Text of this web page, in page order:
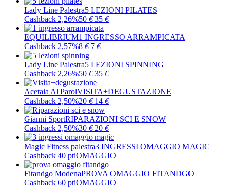
Lady Line Palestra5 LEZIONI PILATES
Cashback 2,26%50 € 35 €
EQUILIBRIUM1 INGRESSO ARRAMPICATA
Cashback 2,57%8 € 7 €
Lady Line Palestra5 LEZIONI SPINNING
Cashback 2,26%50 € 35 €
Acetaia Al ParolVISITA+DEGUSTAZIONE
Cashback 2,50%20 € 14 €
Gianni SportRIPARAZIONI SCI E SNOW
Cashback 2,50%30 € 20 €
Magic Fitness palestra3 INGRESSI OMAGGIO MAGIC
Cashback 40 ptiOMAGGIO
Fitandgo ModenaPROVA OMAGGIO FITANDGO
Cashback 60 ptiOMAGGIO